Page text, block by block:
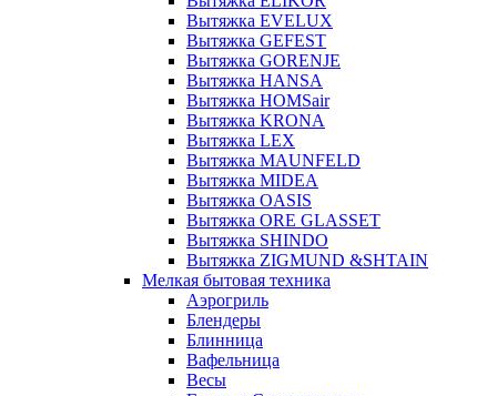
Вытяжка EVELUX
Вытяжка GEFEST
Вытяжка GORENJE
Вытяжка HANSA
Вытяжка HOMSair
Вытяжка KRONA
Вытяжка LEX
Вытяжка MAUNFELD
Вытяжка MIDEA
Вытяжка OASIS
Вытяжка ORE GLASSET
Вытяжка SHINDO
Вытяжка ZIGMUND &SHTAIN
Мелкая бытовая техника
Аэрогриль
Блендеры
Блинница
Вафельница
Весы